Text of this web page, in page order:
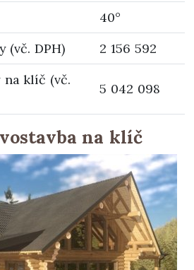
40°
(vč. DPH)
2 156 592
na klíč (vč.
5 042 098
na klíč